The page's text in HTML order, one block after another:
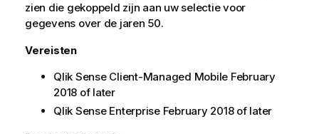
zien die gekoppeld zijn aan uw selectie voor
gegevens over de jaren 50.
Vereisten
Qlik Sense Client-Managed Mobile February
2018 of later
Qlik Sense Enterprise February 2018of later